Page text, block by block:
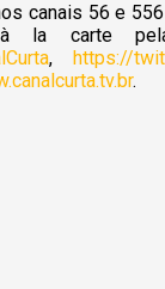
canais 56 e
la carte
, https://
.